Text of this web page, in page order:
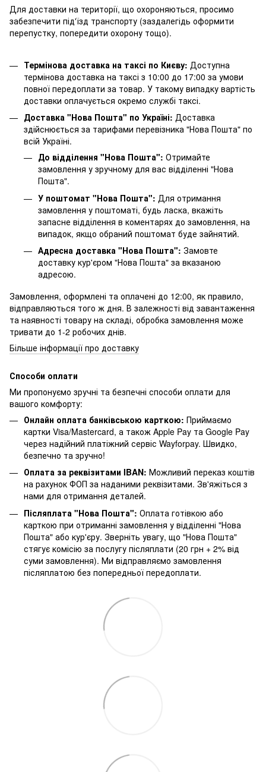
Для доставки на території, що охороняються, просимо
забезпечити під'їзд транспорту (заздалегідь оформити
перепустку, попередити охорону тощо).
Термінова доставка на таксі по Києву: Доступна
термінова доставка на таксі з 10:00 до 17:00 за умови
повної передоплати за товар. У такому випадку вартість
доставки оплачується окремо службі таксі.
Доставка "Нова Пошта" по Україні: Доставка
здійснюється за тарифами перевізника "Нова Пошта" по
всій Україні.
До відділення "Нова Пошта": Отримайте
замовлення у зручному для вас відділенні "Нова
Пошта".
У поштомат "Нова Пошта": Для отримання
замовлення у поштоматі, будь ласка, вкажіть
запасне відділення в коментарях до замовлення, на
випадок, якщо обраний поштомат буде зайнятий.
Адресна доставка "Нова Пошта": Замовте
доставку кур'єром "Нова Пошта" за вказаною
адресою.
Замовлення, оформлені та оплачені до 12:00, як правило,
відправляються того ж дня. В залежності від завантаження
та наявності товару на складі, обробка замовлення може
тривати до 1-2 робочих днів.
Більше інформації про доставку
Способи оплати
Ми пропонуємо зручні та безпечні способи оплати для
вашого комфорту:
Онлайн оплата банківською карткою: Приймаємо
картки Visa/Mastercard, а також Apple Pay та Google Pay
через надійний платіжний сервіс Wayforpay. Швидко,
безпечно та зручно!
Оплата за реквізитами IBAN: Можливий переказ коштів
на рахунок ФОП за наданими реквізитами. Зв'яжіться з
нами для отримання деталей.
Післяплата "Нова Пошта": Оплата готівкою або
карткою при отриманні замовлення у відділенні "Нова
Пошта" або кур'єру. Зверніть увагу, що "Нова Пошта"
стягує комісію за послугу післяплати (20 грн + 2% від
суми замовлення). Ми відправляємо замовлення
післяплатою без попередньої передоплати.